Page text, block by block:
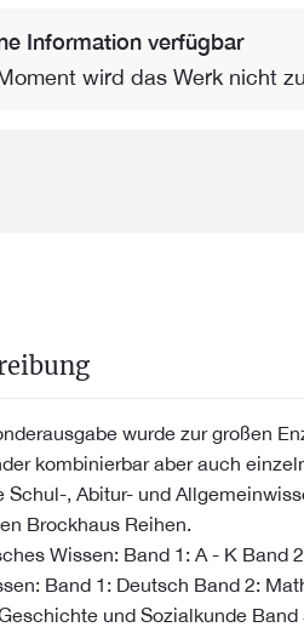
Information verfügbar
wird das Werk nicht
wurde zur großen
kombinierbar aber auch
Schul-, Abitur- und
Brockhaus Reihen.
Wissen: Band 1: A - K Band
Band 1: Deutsch Band 2:
und Sozialkunde Band